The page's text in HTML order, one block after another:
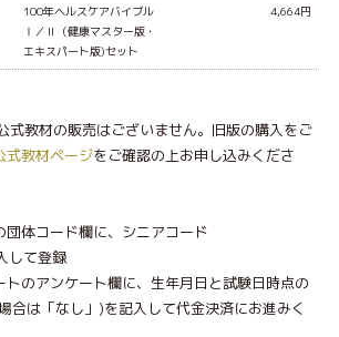
100年ヘルスケアバイブル
Ⅰ／Ⅱ（健康マスター版・
エキスパート版)セット
4,664円
教材の販売はございません。旧版の購入をご
式教材ページをご確認の上お申し込みくださ
体コード欄に、シニアコード
て登録
のアンケート欄に、生年月日と試験日時点の
合は「なし」)を記入して代金決済にお進みく